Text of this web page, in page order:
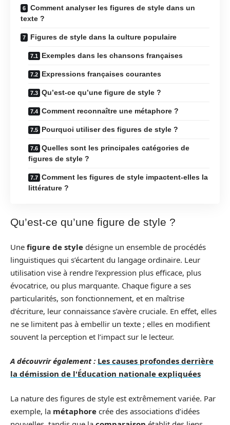
Comment analyser les figures de style dans un
texte ?
Figures de style dans la culture populaire
Exemples dans les chansons françaises
Expressions françaises courantes
Qu’est-ce qu’une figure de style ?
Comment reconnaître une métaphore ?
Pourquoi utiliser des figures de style ?
Quelles sont les principales catégories de
figures de style ?
Comment les figures de style impactent-elles la
littérature ?
Qu’est-ce qu’une figure de style ?
Une figure de style désigne un ensemble de procédés
linguistiques qui s’écartent du langage ordinaire. Leur
utilisation vise à rendre l’expression plus efficace, plus
évocatrice, ou plus marquante. Chaque figure a ses
particularités, son fonctionnement, et en maîtrise
d’écriture, leur connaissance s’avère cruciale. En effet, elles
ne se limitent pas à embellir un texte ; elles en modifient
souvent la perception et l’impact sur le lecteur.
A découvrir également : Les causes profondes derrière
la démission de l'Éducation nationale expliquées
La nature des figures de style est extrêmement variée. Par
exemple, la métaphore crée des associations d’idées